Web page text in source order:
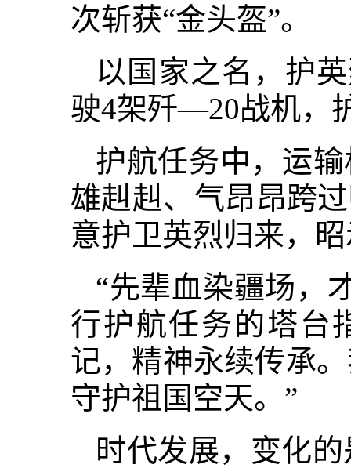
次斩获“金头盔”。
以国家之名，护
驶4架歼—20战机，
护航任务中，运
雄赳赳、气昂昂跨
意护卫英烈归来，
“先辈血染疆场，
行护航任务的塔台
记，精神永续传承
守护祖国空天。”
时代发展，变化